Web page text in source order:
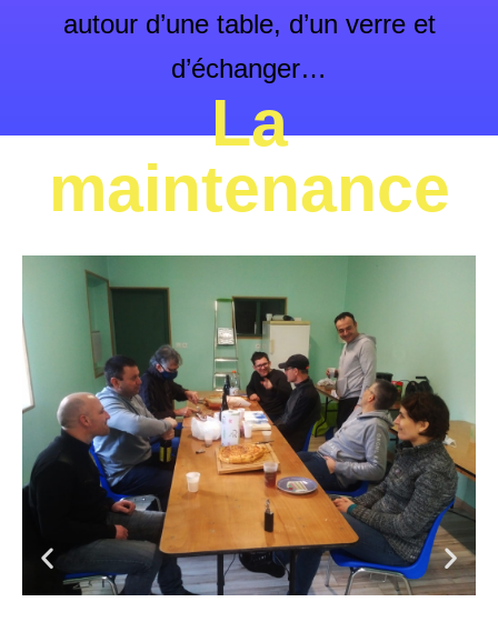
autour d’une table, d’un verre et
d’échanger…
La
maintenance